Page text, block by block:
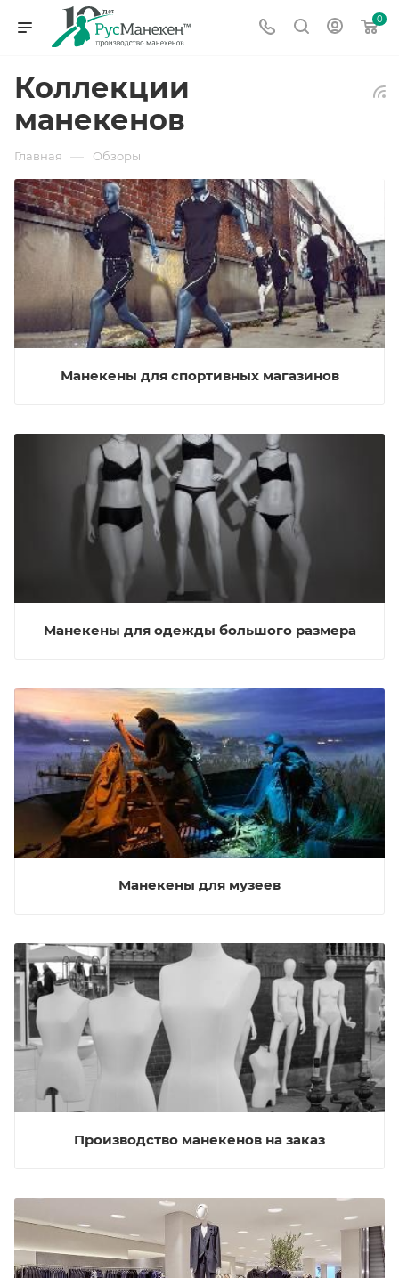
0
Коллекции
манекенов
Главная — Обзоры
Манекены для спортивных магазинов
Манекены для одежды большого размера
Манекены для музеев
Производство манекенов на заказ